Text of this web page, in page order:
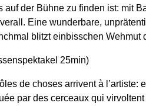
auf der Bühne zu finden ist: mit
Eine wunderbare,
blitzt einbisschen Wehmut
25min)
de choses arrivent à l’artiste:
par des cerceaux qui